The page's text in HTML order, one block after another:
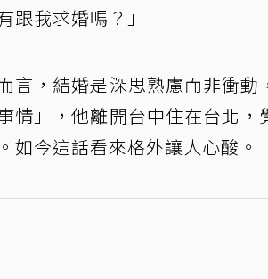
跟我求婚嗎？」
言，結婚是深思熟慮而非衝
情」，他離開台中住在台北
如今這話看來格外讓人心酸。